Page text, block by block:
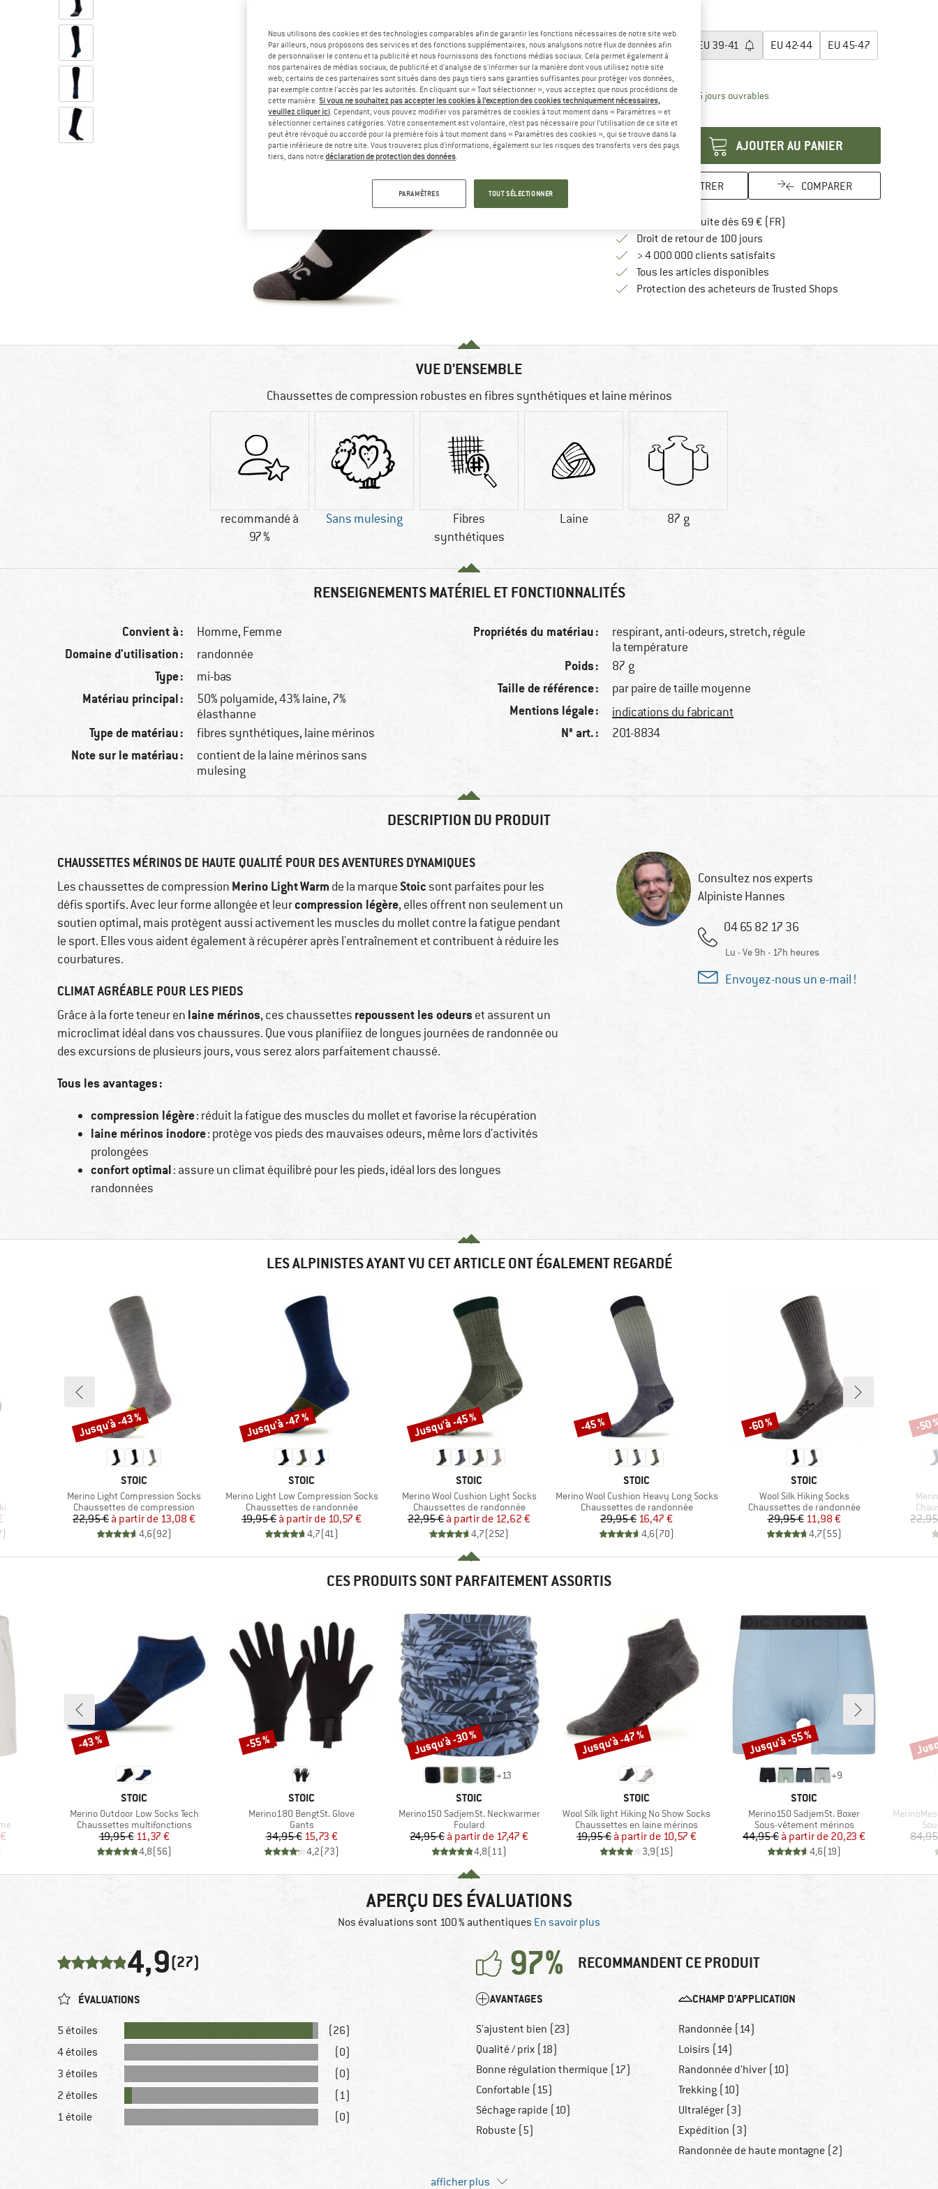
EU36-38 EU 39-41 EU 42-44 EU 45-47
Guide des tailles
Délai de livraison: 3-5 jours ouvrablesLe lien s'ouvre dans une boîte
Quantité:
AJOUTER AU PANIER
ENREGISTRER COMPARER
Livraison gratuite dès 69 € (FR)
Droit de retour de 100 joursTrouve les informations de
> 4 000 000 clients satisfaits
Tous les articles disponibles
Protection des acheteurs de Trusted ShopsTrouve toutes les
VUE D'ENSEMBLE
Chaussettes de compression robustes en fibres synthétiques et laine mérinos
recommandé à
97 %
Sans mulesing
Fibres
synthétiques
Laine 87 g
RENSEIGNEMENTS MATÉRIEL ET FONCTIONNALITÉS
Convient à : Homme, Femme
Domaine d'utilisation : randonnée
Type : mi-bas
Matériau principal :
50% polyamide, 43% laine, 7%
élasthanne
Type de matériau : fibres synthétiques, laine mérinos
Note sur le matériau :
contient de la laine mérinos sans
mulesing
Propriétés du matériau :
respirant, anti-odeurs, stretch, régule
la température
Poids : 87 g
Taille de référence : par paire de taille moyenne
Mentions légale : indications du fabricant
N° art. : 201-8834
DESCRIPTION DU PRODUIT
CHAUSSETTES MÉRINOS DE HAUTE QUALITÉ POUR DES AVENTURES DYNAMIQUES
Les chaussettes de compression Merino LightWarm de la marqueStoic sont parfaites pour les
défis sportifs. Avec leur forme allongée et leurcompression légère, elles offrent non seulement un
soutien optimal, mais protègent aussi activement les muscles du mollet contre la fatigue pendant
le sport. Elles vous aident également à récupérer après l'entraînement et contribuent à réduire les
courbatures.
CLIMAT AGRÉABLE POUR LES PIEDS
Grâce à la forte teneur en laine mérinos, ces chaussettes repoussent les odeurs et assurent un
microclimat idéal dans vos chaussures. Que vous planifiiez de longues journées de randonnée ou
des excursions de plusieurs jours, vous serez alors parfaitement chaussé.
Tous les avantages :
compression légère: réduit la fatigue des muscles du mollet et favorise la récupération
laine mérinos inodore: protège vos pieds des mauvaises odeurs, même lors d'activités
prolongées
confort optimal: assure un climat équilibré pour les pieds, idéal lors des longues
randonnées
Consultez nos experts
Alpiniste Hannes
04 65 82 17 36
Lu - Ve 9h - 17h heures
Envoyez-nous un e-mail !
LES ALPINISTES AYANT VU CET ARTICLE ONT ÉGALEMENT REGARDÉ
)
MARQUE
STOIC
Article
Merino Light Compression Socks
Product group
Chaussettes de compression
Prix
22,95 € Prix réduit
à partir de 13,08 €
4,6(92)
Remise
Jusqu'à -43 %
MARQUE
STOIC
Article
Merino Light Low Compression Socks
Product group
Chaussettes de randonnée
Prix
19,95 € Prix réduit
à partir de 10,57 €
4,7(41)
Remise
Jusqu'à -47 %
MARQUE
STOIC
Article
Merino Wool Cushion Light Socks
Product group
Chaussettes de randonnée
Prix
22,95 € Prix réduit
à partir de 12,62 €
4,7(252)
Remise
Jusqu'à -45 %
MARQUE
STOIC
Article
Merino Wool Cushion Heavy Long Socks
Product group
Chaussettes de randonnée
Prix
29,95 €Prix réduit
16,47 €
4,6(70)
Remise
-45 %
MARQUE
STOIC
Article
Wool Silk Hiking Socks
Product group
Chaussettes de randonnée
Prix
29,95 €Prix réduit
11,98 €
4,7(55)
Remise
-60 % -50
CES PRODUITS SONT PARFAITEMENT ASSORTIS
MARQUE
STOIC
Article
Merino Outdoor Low Socks Tech
Product group
Chaussettes multifonctions
Prix
19,95 €Prix réduit
11,37 €
4,8(56)
Remise
-43 %
MARQUE
STOIC
Article
Merino180 BengtSt. Glove
Product group
Gants
Prix
34,95 €Prix réduit
15,73 €
4,2(73)
Remise
-55 %
+13
MARQUE
STOIC
Article
Merino150 SadjemSt. Neckwarmer
Product group
Foulard
Prix
24,95 € Prix réduit
à partir de 17,47 €
4,8(11)
Remise
Jusqu'à -30 %
MARQUE
STOIC
Article
Wool Silk light Hiking No Show Socks
Product group
Chaussettes en laine mérinos
Prix
19,95 € Prix réduit
à partir de 10,57 €
3,9(15)
Remise
Jusqu'à -47 %
+9
MARQUE
STOIC
Article
Merino150 SadjemSt. Boxer
Product group
Sous-vêtement mérinos
Prix
44,95 € Prix réduit
à partir de 20,23 €
4,6(19)
Remise
Jusqu'à -55 %
Article
APERÇU DES ÉVALUATIONS
Nos évaluations sont 100 % authentiques En savoir plus
4,9(27) 97% RECOMMANDENT CE PRODUIT
ÉVALUATIONS
5 étoiles
(26)
4 étoiles
(0)
3 étoiles
(0)
2 étoiles
(1)
1 étoile
(0)
AVANTAGES
S'ajustent bien (23)
Qualité / prix (18)
Bonne régulation thermique (17)
Confortable (15)
Séchage rapide (10)
Robuste (5)
CHAMP D'APPLICATION
Randonnée (14)
Loisirs (14)
Randonnée d'hiver (10)
Trekking (10)
Ultraléger (3)
Expédition (3)
Randonnée de haute montagne (2)
afficher plus
Nous utilisons des cookies et des technologies comparables afin de garantir les fonctions nécessaires de notre site web.
Par ailleurs, nous proposons des services et des fonctions supplémentaires, nous analysons notre flux de données afin
de personnaliser le contenu et la publicité et nous fournissons des fonctions médias sociaux. Cela permet également à
nos partenaires de médias sociaux, de publicité et d'analyse de s'informer sur la manière dont vous utilisez notre site
web; certains de ces partenaires sont situés dans des pays tiers sans garanties suffisantes pour protéger vos données,
par exemple contre l'accès par les autorités. En cliquant sur « Tout sélectionner », vous acceptez que nous procédions de
cette manière. Si vous ne souhaitez pas accepter les cookies à l’exception des cookies techniquement nécessaires,
veuillez cliquer ici. Cependant, vous pouvez modifier vos paramètres de cookies à tout moment dans « Paramètres » et
sélectionner certaines catégories. Votre consentement est volontaire, n’est pas nécessaire pour l’utilisation de ce site et
peut être révoqué ou accordé pour la première fois à tout moment dans « Paramètres des cookies », qui se trouve dans la
partie inférieure de notre site. Vous trouverez plus d'informations, également sur les risques des transferts vers des pays
tiers, dans notredéclaration de protection des données.
PARAMÈTRES TOUT SÉLECTIONNER